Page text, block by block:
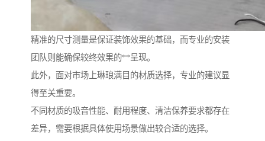
精准的尺寸测量是保证装饰效果的基础，而专业的安装
团队则能确保较终效果的**呈现。
此外，面对市场上琳琅满目的材质选择，专业的建议显
得至关重要。
不同材质的吸音性能、耐用程度、清洁保养要求都存在
差异，需要根据具体使用场景做出较合适的选择。